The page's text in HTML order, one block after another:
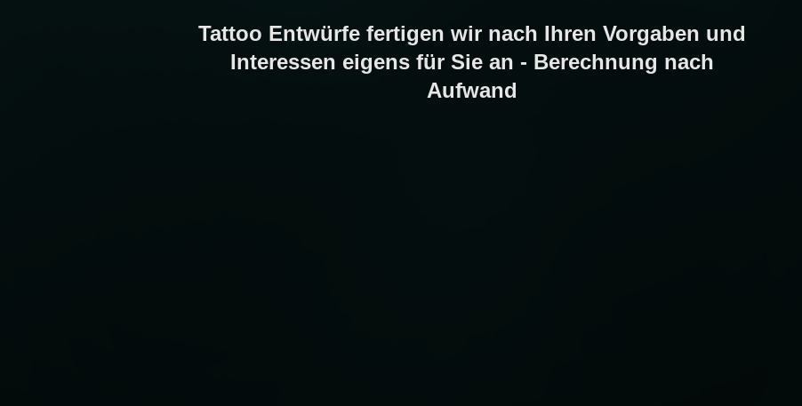
Tattoo Entwürfe fertigen wir nach Ihren Vorgaben und
Interessen eigens für Sie an - Berechnung nach
Aufwand